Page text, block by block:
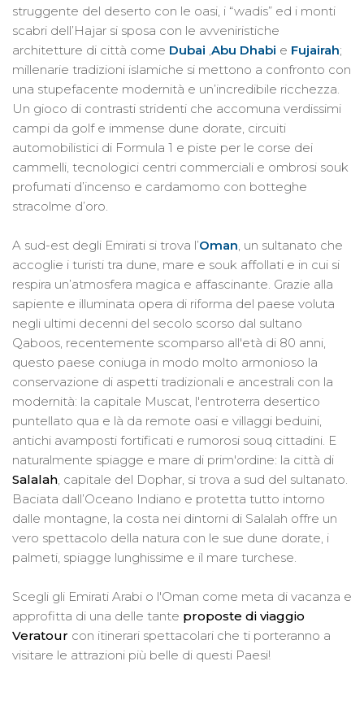
struggente del deserto con le oasi, i “wadis” ed i monti
scabri dell’Hajar si sposa con le avveniristiche
architetture di città come Dubai ,Abu Dhabi e Fujairah;
millenarie tradizioni islamiche si mettono a confronto con
una stupefacente modernità e un’incredibile ricchezza.
Un gioco di contrasti stridenti che accomuna verdissimi
campi da golf e immense dune dorate, circuiti
automobilistici di Formula 1 e piste per le corse dei
cammelli, tecnologici centri commerciali e ombrosi souk
profumati d’incenso e cardamomo con botteghe
stracolme d’oro.
A sud-est degli Emirati si trova l’Oman, un sultanato che
accoglie i turisti tra dune, mare e souk affollati e in cui si
respira un’atmosfera magica e affascinante. Grazie alla
sapiente e illuminata opera di riforma del paese voluta
negli ultimi decenni del secolo scorso dal sultano
Qaboos, recentemente scomparso all'età di 80 anni,
questo paese coniuga in modo molto armonioso la
conservazione di aspetti tradizionali e ancestrali con la
modernità: la capitale Muscat, l'entroterra desertico
puntellato qua e là da remote oasi e villaggi beduini,
antichi avamposti fortificati e rumorosi souq cittadini. E
naturalmente spiagge e mare di prim'ordine: la città di
Salalah, capitale del Dophar, si trova a sud del sultanato.
Baciata dall’Oceano Indiano e protetta tutto intorno
dalle montagne, la costa nei dintorni di Salalah offre un
vero spettacolo della natura con le sue dune dorate, i
palmeti, spiagge lunghissime e il mare turchese.
Scegli gli Emirati Arabi o l'Oman come meta di vacanza e
approfitta di una delle tante proposte di viaggio
Veratour con itinerari spettacolari che ti porteranno a
visitare le attrazioni più belle di questi Paesi!